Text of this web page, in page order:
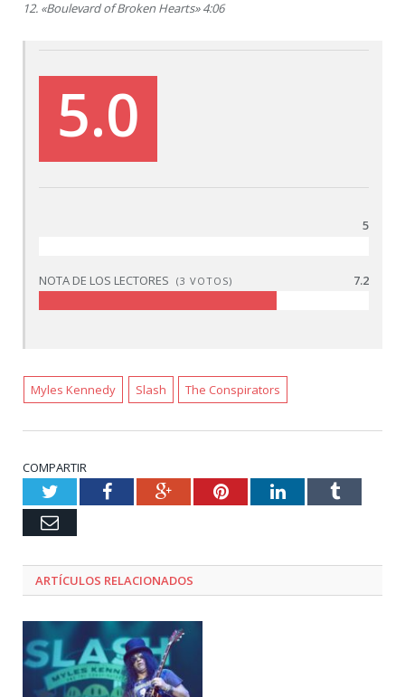
12. «Boulevard of Broken Hearts» 4:06
5.0
5
NOTA DE LOS LECTORES (3 VOTOS) 7.2
Myles Kennedy Slash The Conspirators
COMPARTIR
TwitterFacebookGoogle+PinterestLinkedInTumblr
Email
ARTÍCULOS RELACIONADOS